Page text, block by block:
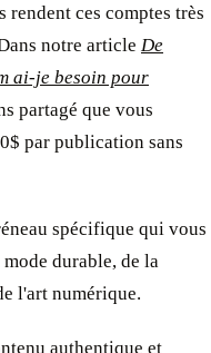
rendent ces comptes très
notre article De
ai-je besoin pour
partagé que vous
par publication sans
spécifique qui vous
durable, de la
l'art numérique.
authentique et